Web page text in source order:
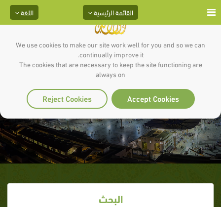
We use cookies to make our site work well for you and so we can
continually improve it.
The cookies that are necessary to keep the site functioning are
always on
Accept Cookies
Reject Cookies
اللغة القائمة الرئيسية
غزوة خيبر
البحث